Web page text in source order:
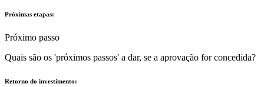
Próximas etapas:
Próximo passo
Quais são os 'próximos passos' a dar, se a aprovação for concedida?
Retorno do investimento: